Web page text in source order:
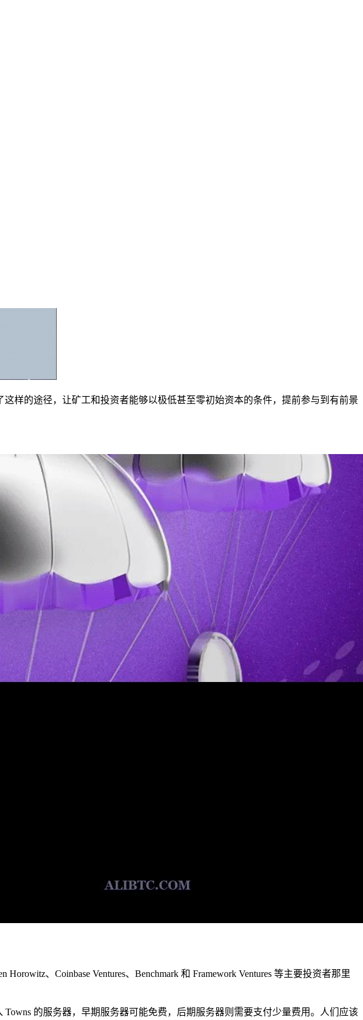
样的途径，让矿工和投资者能够以极低甚至零初始资本的条件，提前参与到有前景
、Coinbase Ventures、Benchmark 和 Framework Ventures 等主要投资者那里
的服务器，早期服务器可能免费，后期服务器则需要支付少量费用。人们应该